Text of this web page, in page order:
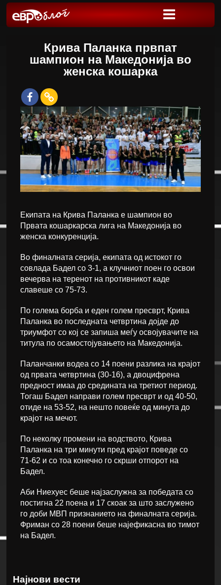
Крива Паланка првпат
шампион на Македонија во
женска кошарка
Eкипата на Крива Паланка е шампион во
Првата кошаркарска лига на Македонија во
женска конкуренција.
Во финалната серија, екипата од истокот го
совлада Бадел со 3-1, а клучниот поен го освои
вечерва на теренот на противникот каде
славеше со 75-73.
По голема борба и еден голем пресврт, Крива
Паланка во последната четвртина дојде до
триумфот со кој се запиша меѓу освојувачите на
титула по осамостојувањето на Македонија.
Паланчанки водеа со 14 поени разлика на крајот
од првата четвртина (30-16), а двоцифрена
предност имаа до средината на третиот период.
Тогаш Бадел направи голем пресврт и од 40-50,
отиде на 53-52, на нешто повеќе од минута до
крајот на мечот.
По неколку промени на водството, Крива
Паланка на три минути пред крајот поведе со
71-62 и со тоа конечно го скрши отпорот на
Бадел.
Аби Ниехуес беше најзаслужна за победата со
постигна 22 поена и 17 скоак за што заслужено
го доби МВП признанието на финалната серија.
Фриман со 28 поени беше најефикасна во тимот
на Бадел.
Најнови вести